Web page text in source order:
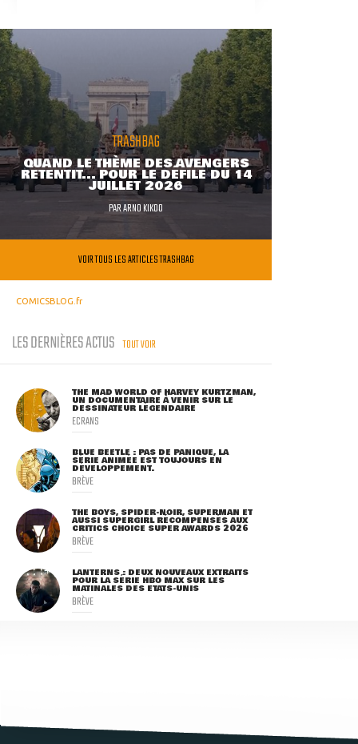
TRASHBAG
QUAND LE THÈME DES AVENGERS
RETENTIT... POUR LE DÉFILÉ DU 14
JUILLET 2026
PARARNO KIKOO
VOIR TOUS LES ARTICLES TRASHBAG
COMICSBLOG.fr
LES DERNIÈRES ACTUS TOUT VOIR
THE MAD WORLD OF HARVEY KURTZMAN,
UN DOCUMENTAIRE À VENIR SUR LE
DESSINATEUR LÉGENDAIRE
ECRANS
BLUE BEETLE : PAS DE PANIQUE, LA
SÉRIE ANIMÉE EST TOUJOURS EN
DÉVELOPPEMENT.
BRÈVE
THE BOYS, SPIDER-NOIR, SUPERMAN ET
AUSSI SUPERGIRL RÉCOMPENSÉS AUX
CRITICS CHOICE SUPER AWARDS 2026
BRÈVE
LANTERNS : DEUX NOUVEAUX EXTRAITS
POUR LA SÉRIE HBO MAX SUR LES
MATINALES DES ETATS-UNIS
BRÈVE